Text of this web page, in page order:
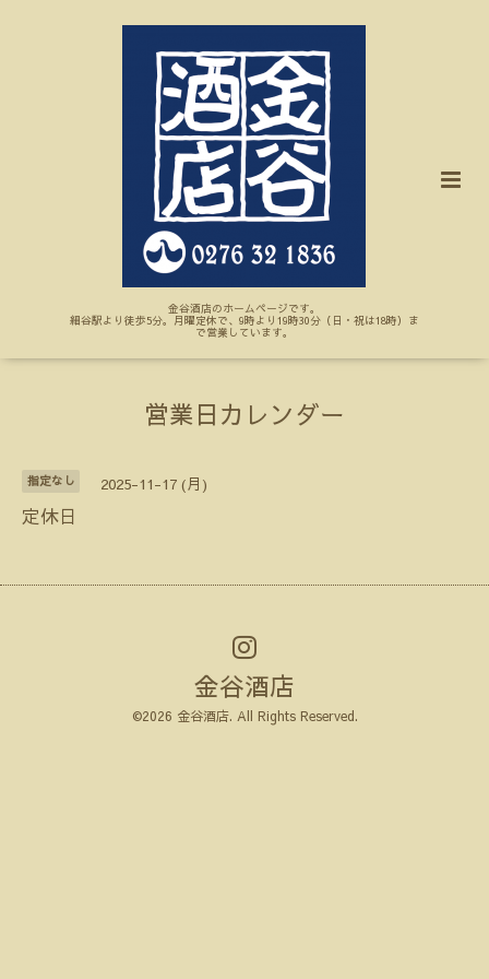
金谷酒店のホームページです。
細谷駅より徒歩5分。月曜定休で、9時より19時30分（日・祝は18時）ま
で営業しています。
営業日カレンダー
指定なし 2025-11-17 (月)
定休日
金谷酒店
©2026 金谷酒店. All Rights Reserved.